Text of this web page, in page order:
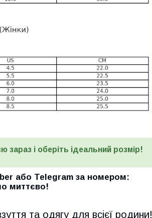
зараз і оберіть ідеальний розмір!
або Telegram за номером:
миттєво!
та одягу для всієї родини!